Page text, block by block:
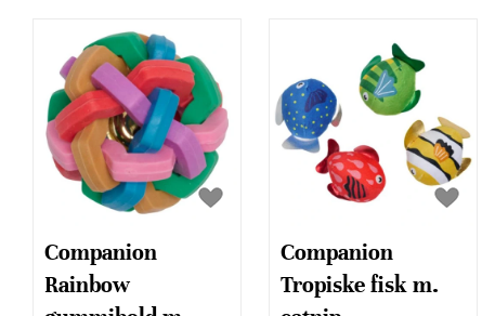
Companion
Rainbow
Companion
Tropiske fisk m.